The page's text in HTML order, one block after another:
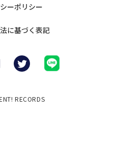
ーポリシー
に基づく表記
RECORDS